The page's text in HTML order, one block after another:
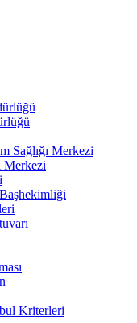
Sağlığı Merkezi
Merkezi
Kriterleri